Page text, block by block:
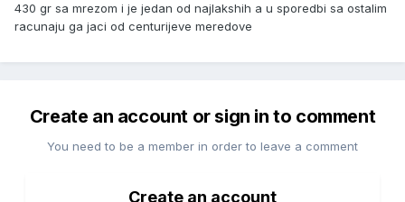
430 gr sa mrezom i je jedan od najlakshih a u sporedbi sa ostalim
racunaju ga jaci od centurijeve meredove
Create an account or sign in to comment
You need to be a member in order to leave a comment
Create an account